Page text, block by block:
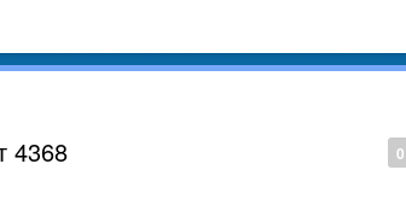
0
4368